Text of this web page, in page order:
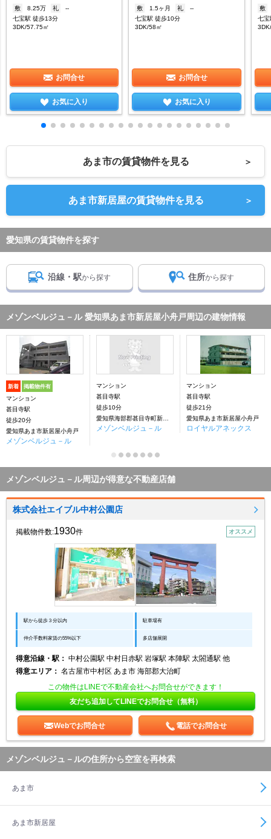
敷 8.25万 礼
--
七宝駅 徒歩13分
3DK/57.75㎡
お問合せ
お気に入り
敷 1.5ヶ月 礼
--
七宝駅 徒歩10分
3DK/58㎡
お問合せ
お気に入り
敷
七
あま市の賃貸物件を見る ＞
あま市新居屋の賃貸物件を見る ＞
愛知県の賃貸物件を探す
沿線・駅から探す 住所から探す
メゾンベルジュ－ル 愛知県あま市新居屋小舟戸周辺の建物情報
新着 掲載物件有
マンション
甚目寺駅
徒歩20分
愛知県あま市新居屋小舟戸
メゾンベルジュ－ル
マンション
甚目寺駅
徒歩10分
メゾンベルジュ－ル
マンション
甚目寺駅
徒歩21分
愛知県あま市新居屋小舟戸
ロイヤルアネックス
メゾンベルジュ－ル周辺が得意な不動産店舗
株式会社エイブル中村公園店
掲載物件数:1930件 オススメ
駅から徒歩３分以内 駐車場有
仲介手数料家賃の55%以下 多店舗展開
得意沿線・駅： 中村公園駅 中村日赤駅 岩塚駅 本陣駅 太閤通駅 他
得意エリア： 名古屋市中村区 あま市 海部郡大治町
この物件はLINEで不動産会社へお問合せができます！
友だち追加してLINEでお問合せ（無料）
Webでお問合せ 電話でお問合せ
メゾンベルジュ－ルの住所から空室を再検索
あま市
あま市新居屋